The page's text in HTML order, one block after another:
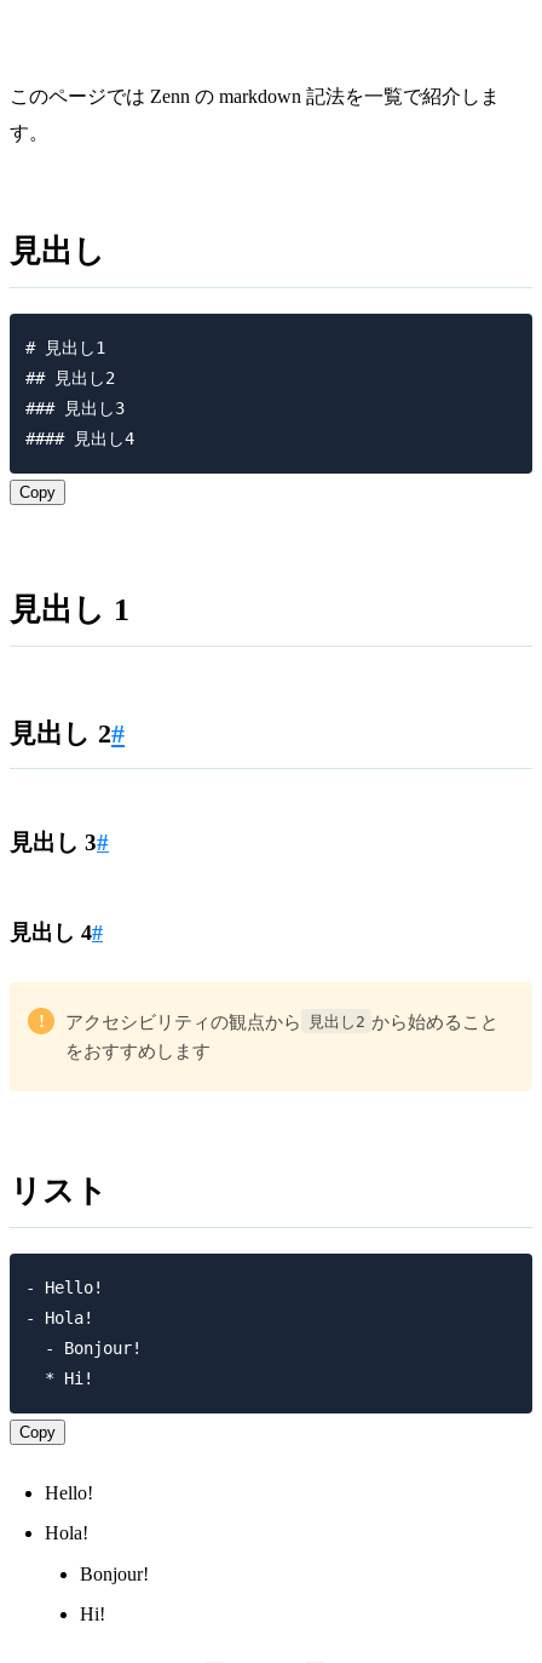
このページでは Zenn の markdown 記法を一覧で紹介しま
す。
見出し
# 見出し1
## 見出し2
### 見出し3
#### 見出し4
Copy
見出し 1
見出し 2#
見出し 3#
見出し 4#
! アクセシビリティの観点から 見出し2 から始めること
をおすすめします
リスト
- Hello!
- Hola!
  - Bonjour!
Copy
Hello!
Hola!
Bonjour!
Hi!